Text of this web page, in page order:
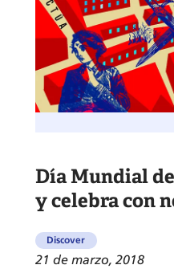
12
palabras
que
debes
conocer
Día Mundial
y celebra con
Discover
21 de marzo, 2018